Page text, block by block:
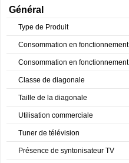
Général
Type de Produit
Consommation en fonctionnement
Consommation en fonctionnement
Classe de diagonale
Taille de la diagonale
Utilisation commerciale
Tuner de télévision
Présence de syntonisateur TV